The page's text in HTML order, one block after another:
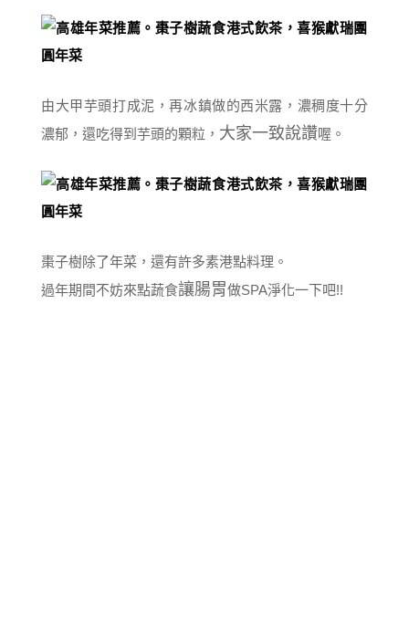
由大甲芋頭打成泥，再冰鎮做的西米露，濃稠度十分
濃郁，還吃得到芋頭的顆粒， 大家一致說讚喔。
棗子樹除了年菜，還有許多素港點料理。
過年期間不妨來點蔬食讓腸胃做SPA淨化一下吧!!